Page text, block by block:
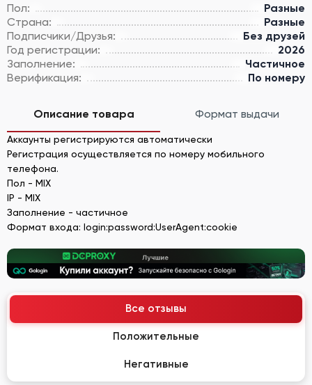
Пол:
Разные
Страна:
Разные
Подписчики/Друзья:
Без друзей
Год регистрации:
2026
Заполнение:
Частичное
Верификация:
По номеру
Описание товара Формат выдачи
Аккаунты регистрируются автоматически
Регистрация осуществляется по номеру мобильного
телефона.
Пол - MIX
IP - MIX
Заполнение - частичное
Формат входа: login:password:UserAgent:cookie
Все отзывы
Положительные
Негативные